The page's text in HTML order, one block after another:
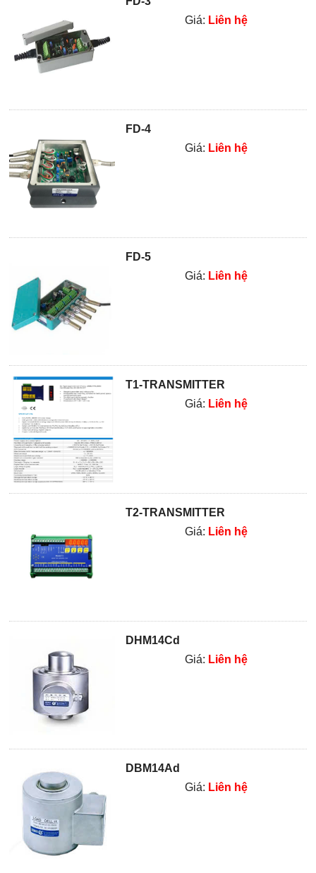
Giá: Liên hệ
FD-4
Giá: Liên hệ
FD-5
Giá: Liên hệ
T1-TRANSMITTER
Giá: Liên hệ
T2-TRANSMITTER
Giá: Liên hệ
DHM14Cd
Giá: Liên hệ
DBM14Ad
Giá: Liên hệ